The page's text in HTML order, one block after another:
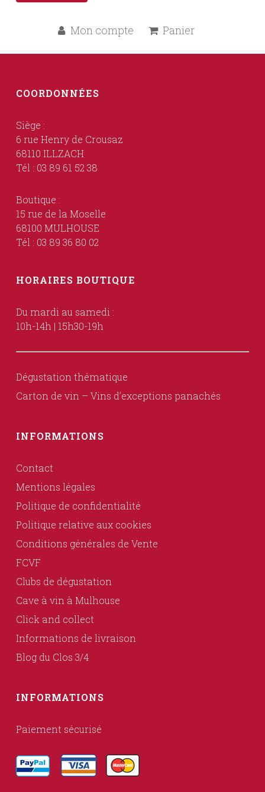
Mon compte Panier
COORDONNÉES
Siège :
6 rue Henry de Crousaz
68110 ILLZACH
Tél : 03 89 61 52 38
Boutique :
15 rue de la Moselle
68100 MULHOUSE
Tél : 03 89 36 80 02
HORAIRES BOUTIQUE
Du mardi au samedi :
10h-14h | 15h30-19h
Dégustation thématique
Carton de vin – Vins d’exceptions panachés
INFORMATIONS
Contact
Mentions légales
Politique de confidentialité
Politique relative aux cookies
Conditions générales de Vente
FCVF
Clubs de dégustation
Cave à vin à Mulhouse
Click and collect
Informations de livraison
Blog du Clos 3/4
INFORMATIONS
Paiement sécurisé